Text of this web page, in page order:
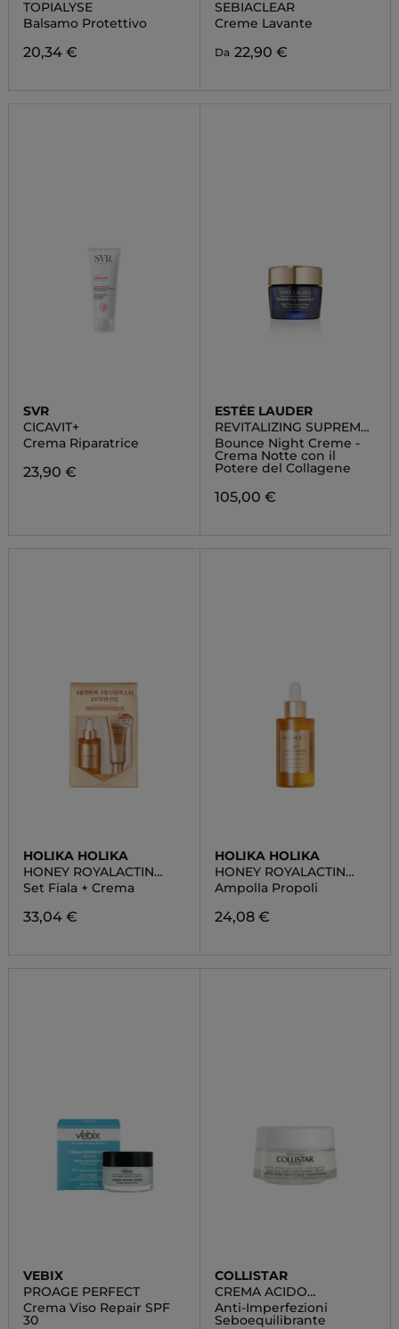
TOPIALYSE
Balsamo Protettivo
20,34 €
SEBIACLEAR
Creme Lavante
Da 22,90 €
SVR
CICAVIT+
Crema Riparatrice
23,90 €
ESTÉE LAUDER
REVITALIZING SUPREME
+
Bounce Night Creme -
Crema Notte con il
Potere del Collagene
105,00 €
HOLIKA HOLIKA
HONEY ROYALACTIN
PROPOLIS AMPOULE
SET
Set Fiala + Crema
33,04 €
HOLIKA HOLIKA
HONEY ROYALACTIN
PROPOLIS AMPOULE
Ampolla Propoli
24,08 €
VEBIX
PROAGE PERFECT
Crema Viso Repair SPF
30
COLLISTAR
CREMA ACIDO
SALICILICO +
NIACINAMIDE
Anti-Imperfezioni
Seboequilibrante